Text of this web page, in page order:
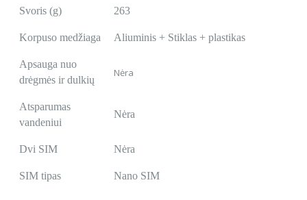
Svoris (g) 263
Korpuso medžiaga Aliuminis + Stiklas + plastikas
Apsauga nuo
drėgmės ir dulkių
Nėra
Atsparumas
vandeniui
Nėra
Dvi SIM Nėra
SIM tipas Nano SIM